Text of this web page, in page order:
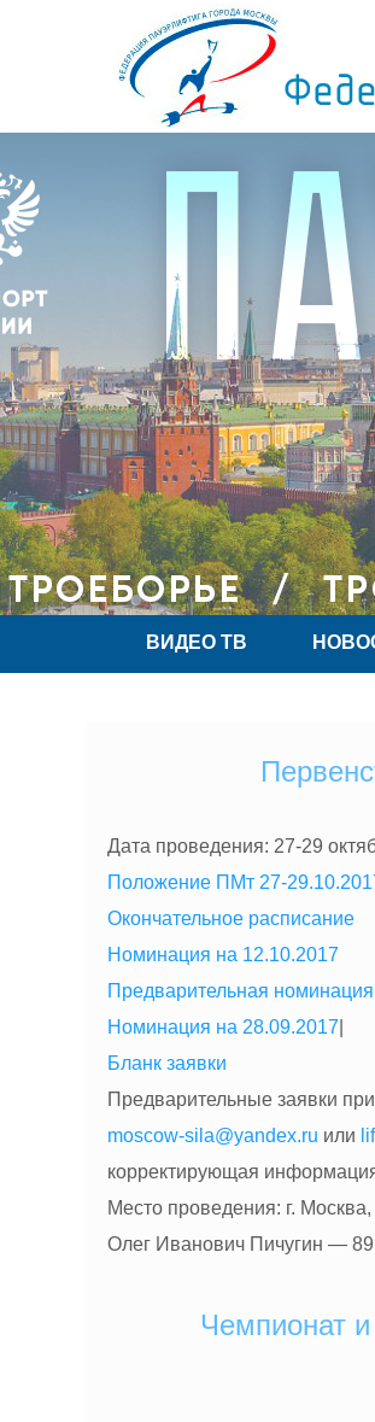
ВИДЕО ТВ
Дата проведения: 27-29
Положение ПМт 27-
Окончательное расписание
Номинация на 12.10.2017
Предварительная
Номинация на 28.09.2017
Бланк заявки
Предварительные заявки
moscow-sila@yandex.ru или
корректирующая
Место проведения: г.
Олег Иванович Пичугин —
Чемпионат